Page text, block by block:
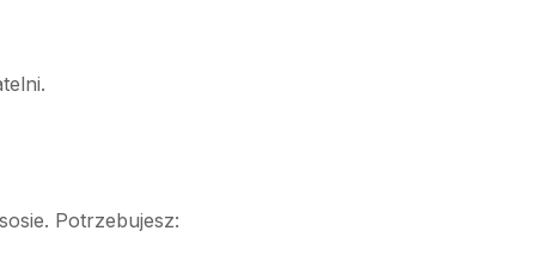
Potrzebujesz: